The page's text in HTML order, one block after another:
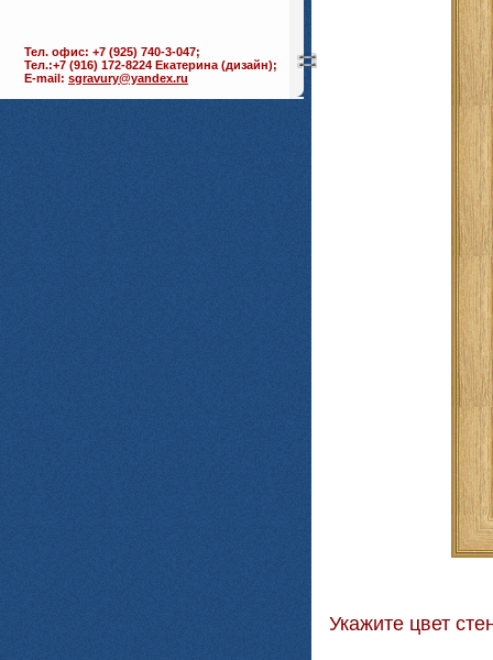
Тел. офис: +7 (925) 740-3-047;
Тел.:+7 (916) 172-8224 Екатерина (дизайн);
E-mail: sgravury@yandex.ru
Укажите цвет